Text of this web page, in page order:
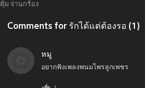
ตุ้ม จ่านกร้อง
Comments for รักได้แต่ต้องรอ (1)
หมู
อยากฟังเพลงพนมไพรลูกเพชร